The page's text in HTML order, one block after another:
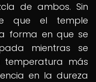
de ambos. Sin
que el temple
forma en que se
mientras se
más
en la dureza